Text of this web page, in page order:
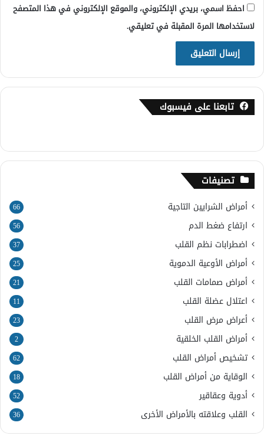
احفظ اسمي، بريدي الإلكتروني، والموقع الإلكتروني في هذا المتصفح
لاستخدامها المرة المقبلة في تعليقي.
تابعنا على فيسبوك
تصنيفات
أمراض الشرايين التاجية 66
ارتفاع ضغط الدم 56
اضطرابات نظم القلب 37
أمراض الأوعية الدموية 25
أمراض صمامات القلب 21
اعتلال عضلة القلب 11
أعراض مرض القلب 23
أمراض القلب الخلقية 2
تشخيص أمراض القلب 62
الوقاية من أمراض القلب 18
أدوية وعقاقير 52
القلب وعلاقته بالأمراض الأخرى 36